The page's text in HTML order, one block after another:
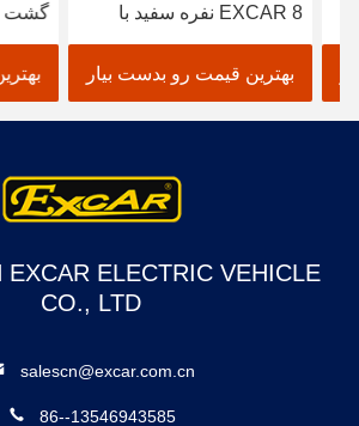
EXCAR 8 نفره سفید با
شارژر داخلی 17 آمپر
ساعت، مناسب برای مناطق
شهری و تفریحی
بهترین قیمت رو بدست بیار
صندلی
اتوبوس
بهترین
EXCAR ELECTRIC VEHICLE
CO., LTD
salescn@excar.com.cn
86--13546943585